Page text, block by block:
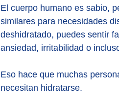
El cuerpo humano es sabio,
similares para necesidades
deshidratado, puedes sentir
ansiedad, irritabilidad o
Eso hace que muchas
necesitan hidratarse.